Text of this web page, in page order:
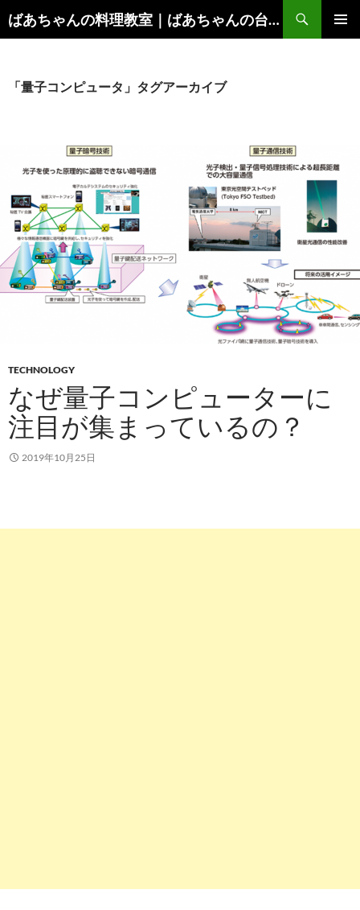
ン
ばあちゃんの料理教室｜ばあちゃんの台所から学ぶ、食と健康の知恵
索
「量子コンピュータ」タグアーカイブ
TECHNOLOGY
なぜ量子コンピューターに
注目が集まっているの？
2019年10月25日